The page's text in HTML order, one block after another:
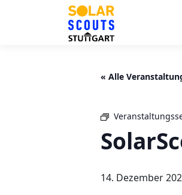
« Alle
14. Dezember